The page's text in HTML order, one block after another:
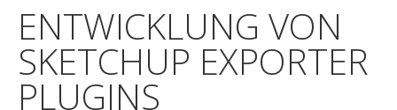
ENTWICKLUNG VON
SKETCHUP EXPORTER
PLUGINS